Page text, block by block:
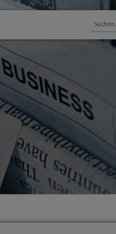
SERVICE
Stadtwache
stadt:impuls GM
Stadt Gummersbach
"Zukunftsfähige Innenstädte
und Ortszentren"
Sondernutzungen
Anreise
Tourismus
KINO-Programm